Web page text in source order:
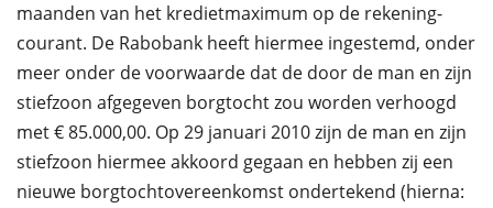
maanden van het kredietmaximum op de rekening-
courant. De Rabobank heeft hiermee ingestemd, onder
meer onder de voorwaarde dat de door de man en zijn
stiefzoon afgegeven borgtocht zou worden verhoogd
met € 85.000,00. Op 29 januari 2010 zijn de man en zijn
stiefzoon hiermee akkoord gegaan en hebben zij een
nieuwe borgtochtovereenkomst ondertekend (hierna: